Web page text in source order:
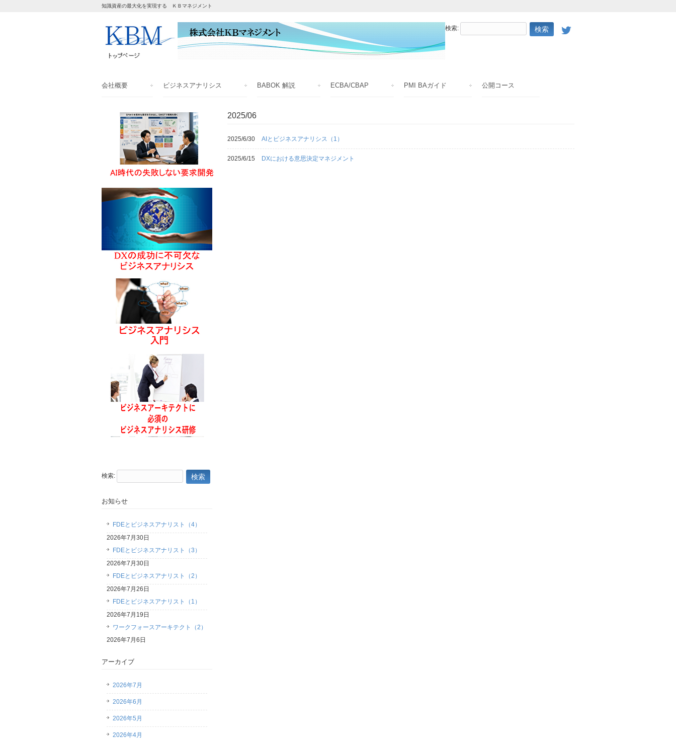
知識資産の最大化を実現する ＫＢマネジメント
検索:
会社概要 ビジネスアナリシス BABOK 解説 ECBA/CBAP PMI BAガイド 公開コース
2025/06
2025/6/30 AIとビジネスアナリシス（1）
2025/6/15 DXにおける意思決定マネジメント
検索:
お知らせ
FDEとビジネスアナリスト（4）
2026年7月30日
FDEとビジネスアナリスト（3）
2026年7月30日
FDEとビジネスアナリスト（2）
2026年7月26日
FDEとビジネスアナリスト（1）
2026年7月19日
ワークフォースアーキテクト（2）
2026年7月6日
アーカイブ
2026年7月
2026年6月
2026年5月
2026年4月